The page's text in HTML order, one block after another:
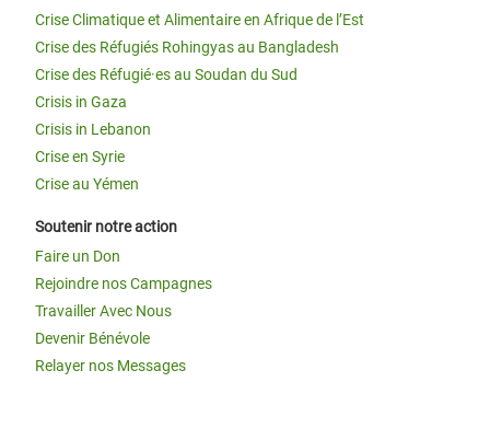
Crise Climatique et Alimentaire en Afrique de l’Est
Crise des Réfugiés Rohingyas au Bangladesh
Crise des Réfugié·es au Soudan du Sud
Crisis in Gaza
Crisis in Lebanon
Crise en Syrie
Crise au Yémen
Soutenir notre action
Faire un Don
Rejoindre nos Campagnes
Travailler Avec Nous
Devenir Bénévole
Relayer nos Messages